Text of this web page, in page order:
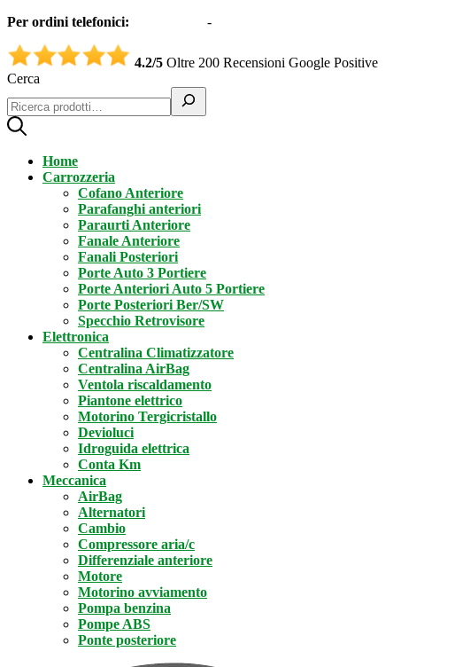
Per ordini telefonici: -
4.2/5 Oltre 200 Recensioni Google Positive
Cerca
Home
Carrozzeria
Cofano Anteriore
Parafanghi anteriori
Paraurti Anteriore
Fanale Anteriore
Fanali Posteriori
Porte Auto 3 Portiere
Porte Anteriori Auto 5 Portiere
Porte Posteriori Ber/SW
Specchio Retrovisore
Elettronica
Centralina Climatizzatore
Centralina AirBag
Ventola riscaldamento
Piantone elettrico
Motorino Tergicristallo
Devioluci
Idroguida elettrica
Conta Km
Meccanica
AirBag
Alternatori
Cambio
Compressore aria/c
Differenziale anteriore
Motore
Motorino avviamento
Pompa benzina
Pompe ABS
Ponte posteriore